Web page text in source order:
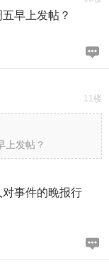
早上发帖？
11楼
上发帖？
事件的晚报行